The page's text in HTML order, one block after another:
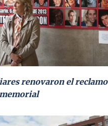
renovaron el reclamo